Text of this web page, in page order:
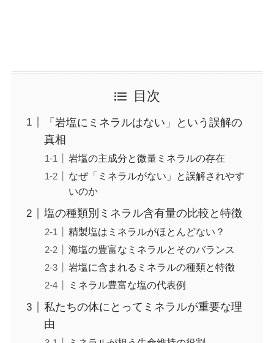
目次
「岩塩にミネラルはない」という誤解の
真相
岩塩の主成分と微量ミネラルの存在
なぜ「ミネラルがない」と誤解されやす
いのか
塩の種類別ミネラル含有量の比較と特徴
精製塩はミネラルがほとんどない？
海塩の豊富なミネラルとそのバランス
岩塩に含まれるミネラルの種類と特徴
ミネラル豊富な塩の代表例
私たちの体にとってミネラルが重要な理
由